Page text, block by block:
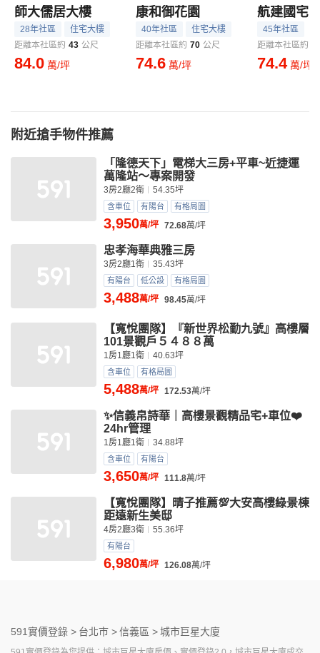
師大儒居大樓
28年社區
住宅大樓
距離本社區約 43 公尺
84.0 萬/坪
康和御花園
40年社區
住宅大樓
距離本社區約 70 公尺
74.6 萬/坪
航建國宅
45年社區
距離本社區約
74.4 萬/坪
附近搶手物件推薦
「隆德天下」電梯大三房+平車~近捷運
萬隆站～專案開發
3房2廳2衛 54.35坪
含車位 有陽台 有格局圖
3,950萬/坪 72.68萬/坪
忠孝海華典雅三房
3房2廳1衛 35.43坪
有陽台 低公設 有格局圖
3,488萬/坪 98.45萬/坪
【寬悅團隊】『新世界松勤九號』高樓層
101景觀戶５４８８萬
1房1廳1衛 40.63坪
含車位 有格局圖
5,488萬/坪 172.53萬/坪
✨️信義帛詩華｜高樓景觀精品宅+車位❤️
24hr管理
1房1廳1衛 34.88坪
含車位 有陽台
3,650萬/坪 111.8萬/坪
【寬悅團隊】晴子推薦💯大安高樓綠景棟
距遠新生美邸
4房2廳3衛 55.36坪
有陽台
6,980萬/坪 126.08萬/坪
591實價登錄 > 台北市 >信義區 >城市巨星大廈